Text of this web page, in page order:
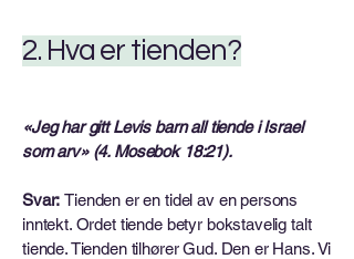
2. Hva er tienden?
«Jeg har gitt Levis barn all tiende i Israel
som arv» (4. Mosebok 18:21).
Svar:Tienden er en tidel av en persons
inntekt. Ordet tiende betyr bokstavelig talt
tiende. Tienden tilhører Gud. Den er Hans. Vi